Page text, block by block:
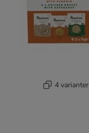
4 varianter